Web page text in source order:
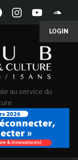
LOGIN
au service du